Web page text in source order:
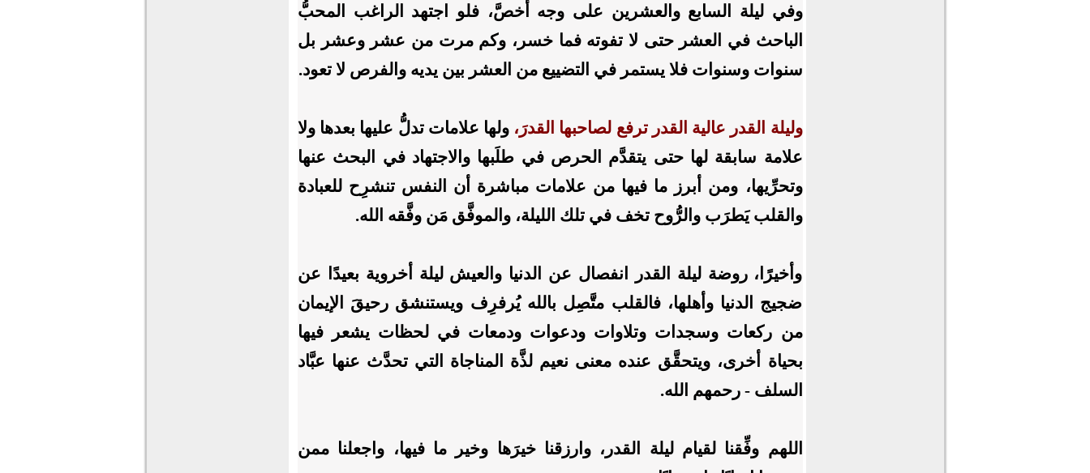
وفي ليلة السابع والعشرين على وجه أخصَّ، فلو اجتهد الراغب المحبُّ
الباحث في العشر حتى لا تفوته فما خسر، وكم مرت من عشر وعشر بل
سنوات وسنوات فلا يستمر في التضييع من العشر بين يديه والفرص لا تعود.
وليلة القدر عالية القدر ترفع لصاحبها القدرَ، ولها علامات تدلُّ عليها بعدها ولا
علامة سابقة لها حتى يتقدَّم الحرص في طلَبها والاجتهاد في البحث عنها
وتحرِّيها، ومن أبرز ما فيها من علامات مباشرة أن النفس تنشرِح للعبادة
والقلب يَطرَب والرُّوح تخف في تلك الليلة، والموفَّق مَن وفَّقه الله.
وأخيرًا، روضة ليلة القدر انفصال عن الدنيا والعيش ليلة أخروية بعيدًا عن
ضجيج الدنيا وأهلها، فالقلب متَّصِل بالله يُرفرِف ويستنشق رحيقَ الإيمان
من ركعات وسجدات وتلاوات ودعوات ودمعات في لحظات يشعر فيها
بحياة أخرى، ويتحقَّق عنده معنى نعيم لذَّة المناجاة التي تحدَّث عنها عبَّاد
السلف - رحمهم الله.
اللهم وفِّقنا لقيام ليلة القدر، وارزقنا خيرَها وخير ما فيها، واجعلنا ممن